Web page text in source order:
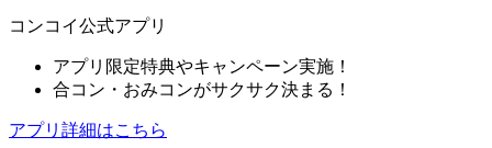
コンコイ公式アプリ
アプリ限定特典やキャンペーン実施！
合コン・おみコンがサクサク決まる！
アプリ詳細はこちら